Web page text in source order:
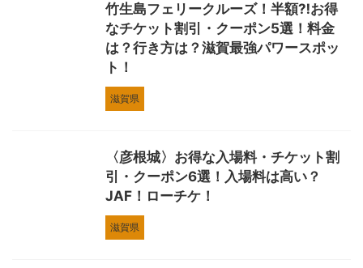
竹生島フェリークルーズ！半額⁈お得
なチケット割引・クーポン5選！料金
は？行き方は？滋賀最強パワースポッ
ト！
滋賀県
〈彦根城〉お得な入場料・チケット割
引・クーポン6選！入場料は高い？
JAF！ローチケ！
滋賀県